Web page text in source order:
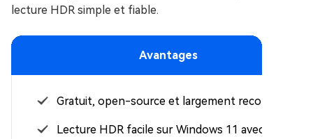
lecture HDR simple et fiable.
Avantages
Gratuit, open-source et largement reconnu
Lecture HDR facile sur Windows 11 avec sortie